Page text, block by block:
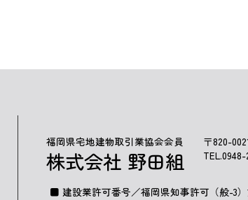
福岡県宅地建物取引業協会会員
株式会社 野田組
〒820-
TEL.0948-
建設業許可番号／福岡県知事許可（般-3）